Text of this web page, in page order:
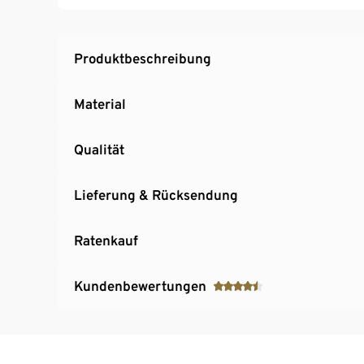
Produktbeschreibung
Material
Qualität
Lieferung & Rücksendung
Ratenkauf
Kundenbewertungen